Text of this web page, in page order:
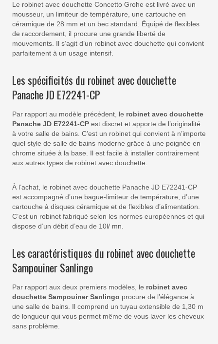
Le robinet avec douchette Concetto Grohe est livré avec un
mousseur, un limiteur de température, une cartouche en
céramique de 28 mm et un bec standard. Équipé de flexibles
de raccordement, il procure une grande liberté de
mouvements. Il s’agit d’un robinet avec douchette qui convient
parfaitement à un usage intensif.
Les spécificités du robinet avec douchette
Panache JD E72241-CP
Par rapport au modèle précédent, le robinet avec douchette
Panache JD E72241-CP est discret et apporte de l’originalité
à votre salle de bains. C’est un robinet qui convient à n’importe
quel style de salle de bains moderne grâce à une poignée en
chrome située à la base. Il est facile à installer contrairement
aux autres types de robinet avec douchette.
À l’achat, le robinet avec douchette Panache JD E72241-CP
est accompagné d’une bague-limiteur de température, d’une
cartouche à disques céramique et de flexibles d’alimentation.
C’est un robinet fabriqué selon les normes européennes et qui
dispose d’un débit d’eau de 10l/ mn.
Les caractéristiques du robinet avec douchette
Sampouiner Sanlingo
Par rapport aux deux premiers modèles, le robinet avec
douchette Sampouiner Sanlingo procure de l’élégance à
une salle de bains. Il comprend un tuyau extensible de 1,30 m
de longueur qui vous permet même de vous laver les cheveux
sans problème.